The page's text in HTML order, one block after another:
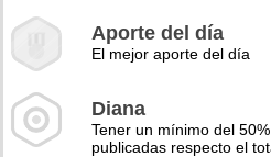
Aporte del día
El mejor aporte del día
Diana
Tener un mínimo del
publicadas respecto el